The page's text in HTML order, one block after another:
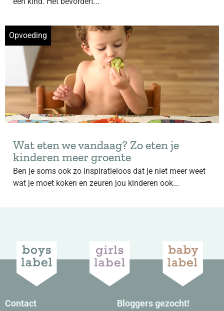
Opvoeding
Wat eten we vandaag? Zo eten je
kinderen meer groente
Ben je soms ook zo inspiratieloos dat je niet meer weet
wat je moet koken en zeuren jou kinderen ook...
Contact
Bloggers gezocht!